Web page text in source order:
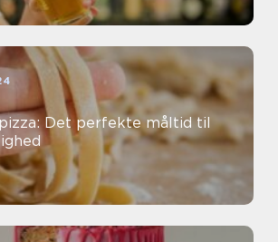
Det perfekte måltid til